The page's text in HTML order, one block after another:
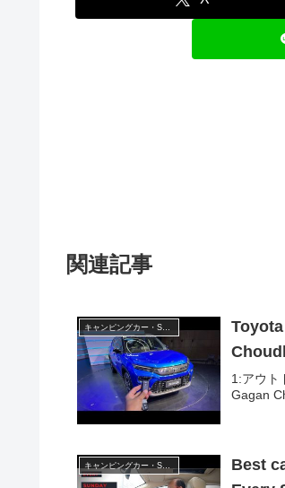
関連記事
キャンピングカー・SUV人気車種
1:アウト
Gagan
キャンピングカー・SUV人気車種
Best car